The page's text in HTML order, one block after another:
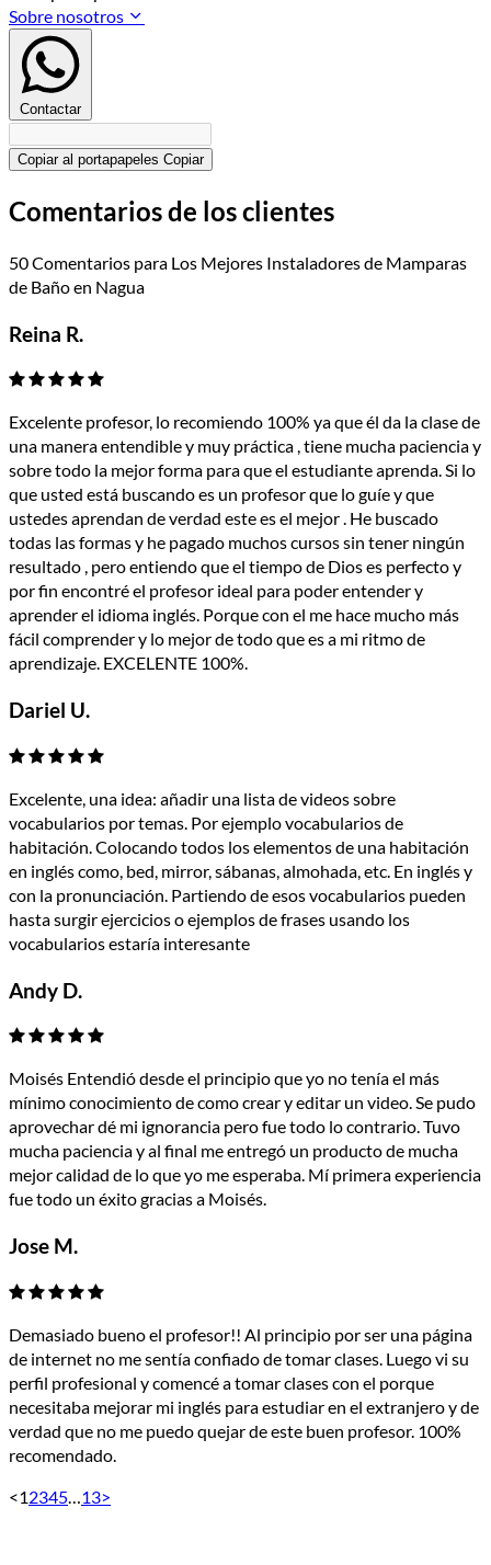
Sobre nosotros
Contactar
Copiar al portapapeles Copiar
Comentarios de los clientes
50 Comentarios para Los Mejores Instaladores de Mamparas
de Baño en Nagua
Reina R.
Excelente profesor, lo recomiendo 100% ya que él da la clase de
una manera entendible y muy práctica , tiene mucha paciencia y
sobre todo la mejor forma para que el estudiante aprenda. Si lo
que usted está buscando es un profesor que lo guíe y que
ustedes aprendan de verdad este es el mejor . He buscado
todas las formas y he pagado muchos cursos sin tener ningún
resultado , pero entiendo que el tiempo de Dios es perfecto y
por fin encontré el profesor ideal para poder entender y
aprender el idioma inglés. Porque con el me hace mucho más
fácil comprender y lo mejor de todo que es a mi ritmo de
aprendizaje. EXCELENTE 100%.
Dariel U.
Excelente, una idea: añadir una lista de videos sobre
vocabularios por temas. Por ejemplo vocabularios de
habitación. Colocando todos los elementos de una habitación
en inglés como, bed, mirror, sábanas, almohada, etc. En inglés y
con la pronunciación. Partiendo de esos vocabularios pueden
hasta surgir ejercicios o ejemplos de frases usando los
vocabularios estaría interesante
Andy D.
Moisés Entendió desde el principio que yo no tenía el más
mínimo conocimiento de como crear y editar un video. Se pudo
aprovechar dé mi ignorancia pero fue todo lo contrario. Tuvo
mucha paciencia y al final me entregó un producto de mucha
mejor calidad de lo que yo me esperaba. Mí primera experiencia
fue todo un éxito gracias a Moisés.
Jose M.
Demasiado bueno el profesor!! Al principio por ser una página
de internet no me sentía confiado de tomar clases. Luego vi su
perfil profesional y comencé a tomar clases con el porque
necesitaba mejorar mi inglés para estudiar en el extranjero y de
verdad que no me puedo quejar de este buen profesor. 100%
recomendado.
<12345 13>